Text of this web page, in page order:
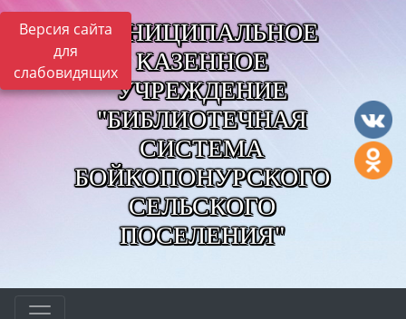
Версия сайта
для
слабовидящих
МУНИЦИПАЛЬНОЕ
КАЗЕННОЕ
УЧРЕЖДЕНИЕ
"БИБЛИОТЕЧНАЯ
СИСТЕМА
БОЙКОПОНУРСКОГО
СЕЛЬСКОГО
ПОСЕЛЕНИЯ"